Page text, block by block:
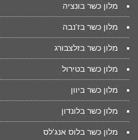
מלון כשר בונציה
מלון כשר בז'נבה
מלון כשר בזלצבורג
מלון כשר בטירול
מלון כשר ביוון
מלון כשר בלונדון
מלון כשר בלוס אנג'לס